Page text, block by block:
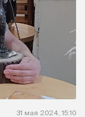
31 мая 2024, 15:10